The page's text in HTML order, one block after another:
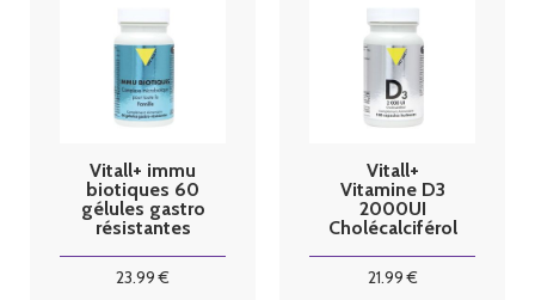
Vitall+ immu
biotiques 60
gélules gastro
résistantes
23.99 €
Vitall+
Vitamine D3
2000UI
Cholécalciférol
21.99€